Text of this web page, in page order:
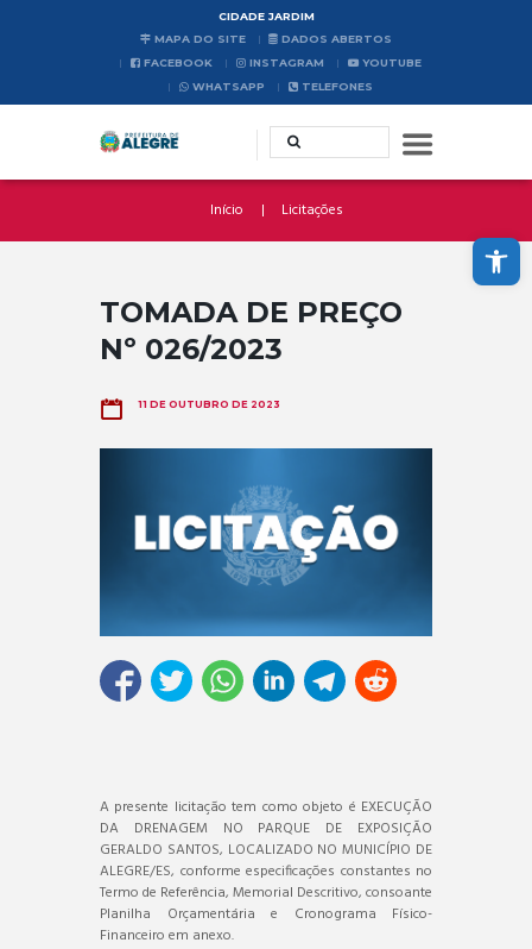
Abrir a barra de ferramentas
CIDADE JARDIM
MAPA DO SITE
DADOS ABERTOS
FACEBOOK
INSTAGRAM
YOUTUBE
WHATSAPP
TELEFONES
Início Licitações
TOMADA DE PREÇO
Nº 026/2023
11 DE OUTUBRO DE 2023
A presente licitação tem como objeto é EXECUÇÃO
DA DRENAGEM NO PARQUE DE EXPOSIÇÃO
GERALDO SANTOS, LOCALIZADO NO MUNICÍPIO DE
ALEGRE/ES, conforme especificações constantes no
Termo de Referência, Memorial Descritivo, consoante
Planilha Orçamentária e Cronograma Físico-
Financeiro em anexo.